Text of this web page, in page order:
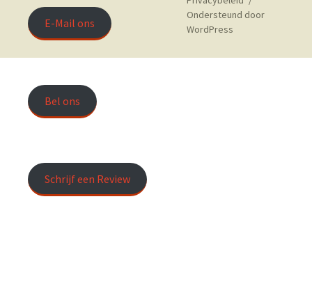
E-Mail ons
Bel ons
Schrijf een Review
Ondersteund door
WordPress